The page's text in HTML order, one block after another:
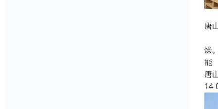
唐
燥
能
唐
14-